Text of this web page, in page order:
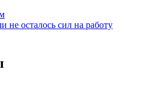
не осталось сил на работу